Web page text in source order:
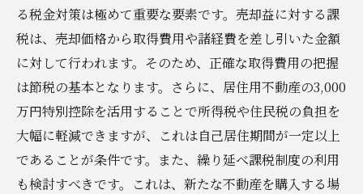
る税金対策は極めて重要な要素です。売却益に対する課
税は、売却価格から取得費用や諸経費を差し引いた金額
に対して行われます。そのため、正確な取得費用の把握
は節税の基本となります。さらに、居住用不動産の3,000
万円特別控除を活用することで所得税や住民税の負担を
大幅に軽減できますが、これは自己居住期間が一定以上
であることが条件です。また、繰り延べ課税制度の利用
も検討すべきです。これは、新たな不動産を購入する場